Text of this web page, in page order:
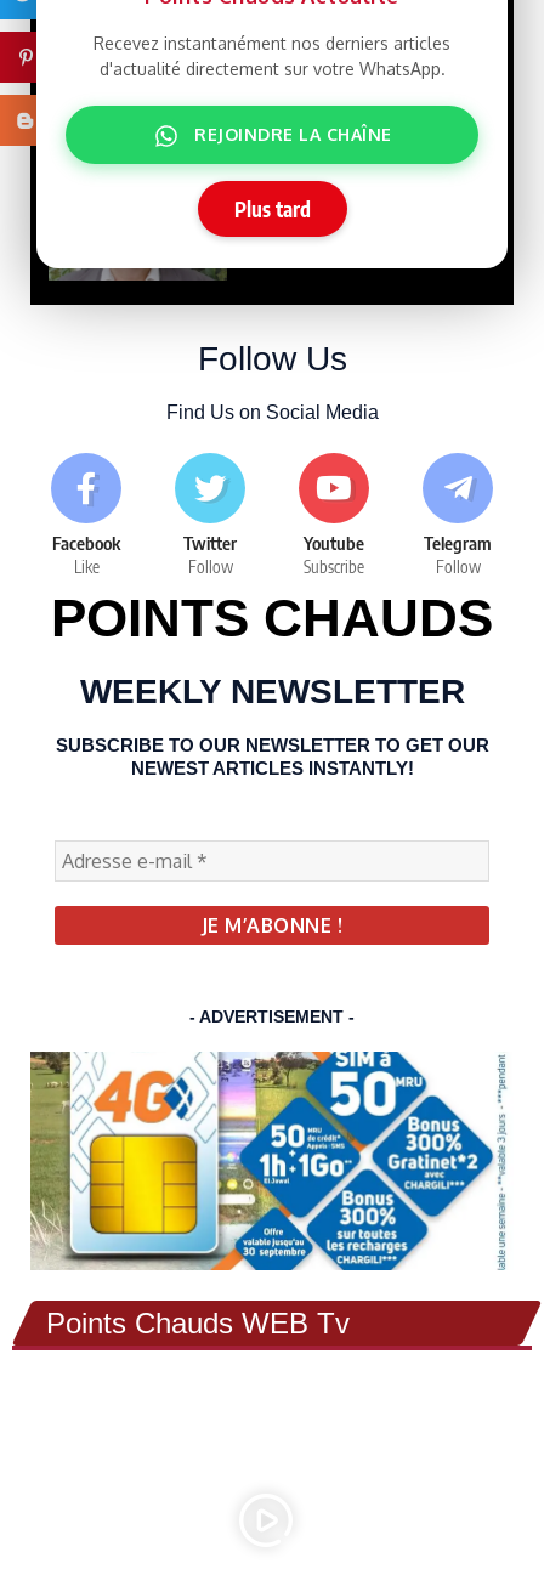
Blogger
LIBRE
Macky Sall défie
les cartes face à Sonko
15/07/2026
SPONSORISE
entre la Chine et Taïwan
Follow Us
Find Us on Social Media
Facebook
Like
Twitter
Follow
Youtube
Subscribe
Telegram
Follow
POINTS CHAUDS
WEEKLY NEWSLETTER
SUBSCRIBE TO OUR NEWSLETTER TO GET OUR
NEWEST ARTICLES INSTANTLY!
- ADVERTISEMENT -
Points Chauds WEB Tv
Recevez instantanément nos derniers articles
d'actualité directement sur votre WhatsApp.
REJOINDRE LA CHAÎNE
Plus tard